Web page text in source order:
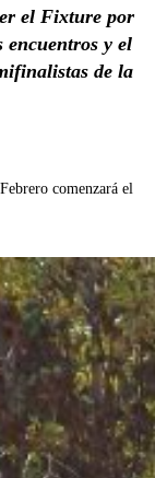
el Fixture por
encuentros y el
de la
comenzará el